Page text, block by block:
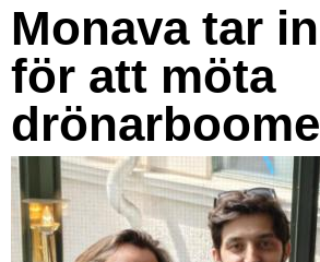
Monava tar
för att möta